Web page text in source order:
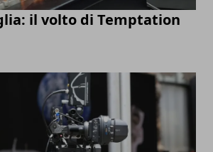
il volto di Temptation